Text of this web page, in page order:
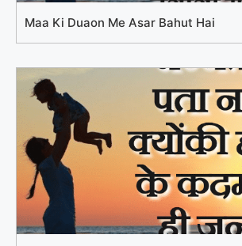
Maa Ki Duaon Me Asar Bahut Hai